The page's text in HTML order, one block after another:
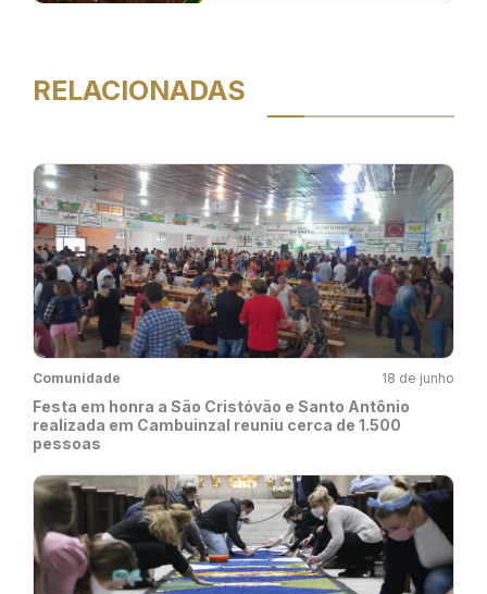
RELACIONADAS
Comunidade 18 de junho
Festa em honra a São Cristóvão e Santo Antônio
realizada em Cambuinzal reuniu cerca de 1.500
pessoas